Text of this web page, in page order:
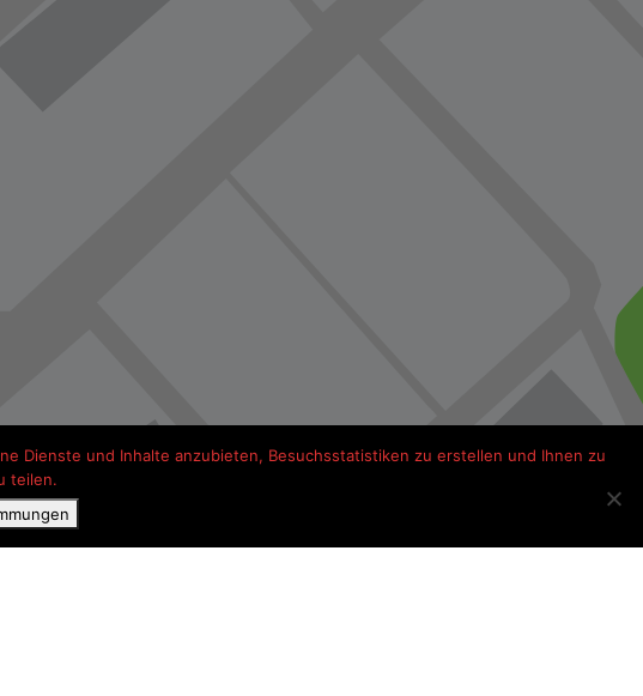
Dienste und Inhalte anzubieten, Besuchsstatistiken zu erstellen und Ihnen zu
teilen.